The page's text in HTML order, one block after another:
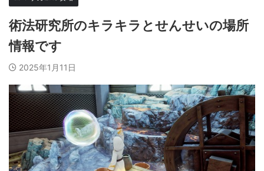
術法研究所のキラキラとせんせいの場所
情報です
2025年1月11日